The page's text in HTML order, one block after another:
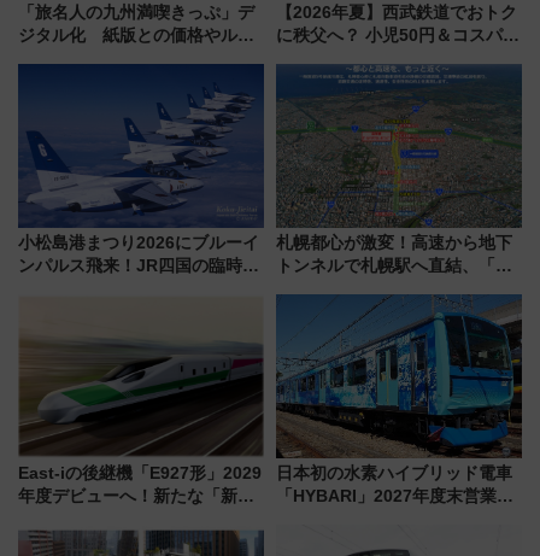
「旅名人の九州満喫きっぷ」デ
ジタル化 紙版との価格やルー
【2026年夏】西武鉄道でおトク
に秩父へ？ 小児50円＆コスパ最
族旅行！ 深夜の正丸トンネル探
検や特急ラビューも
小松島港まつり2026にブルーイ
ンパルス飛来！JR四国の臨時ダ
札幌都心が激変！高速から地下
トンネルで札幌駅へ直結、「創
から本格着工、延長4.8km整備
事業の全貌
East-iの後継機「E927形」2029
年度デビューへ！新たな「新幹
説【JR東日本】
日本初の水素ハイブリッド電車
「HYBARI」2027年度末営業運